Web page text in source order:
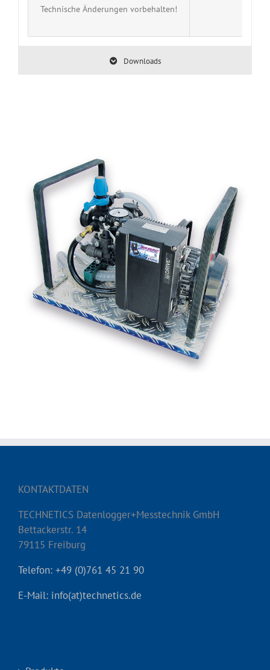
Technische Änderungen vorbehalten!
Downloads
KONTAKTDATEN
TECHNETICS Datenlogger+Messtechnik GmbH
Bettackerstr. 14
79115 Freiburg
Telefon: +49 (0)761 45 21 90
E-Mail: info(at)technetics.de